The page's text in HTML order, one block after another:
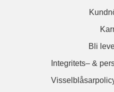
Bli
Integritets– &